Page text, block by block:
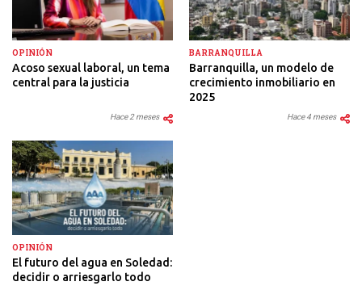
OPINIÓN
Acoso sexual laboral, un tema
central para la justicia
Hace 2 meses
BARRANQUILLA
Barranquilla, un modelo de
crecimiento inmobiliario en
2025
Hace 4 meses
OPINIÓN
El futuro del agua en Soledad:
decidir o arriesgarlo todo